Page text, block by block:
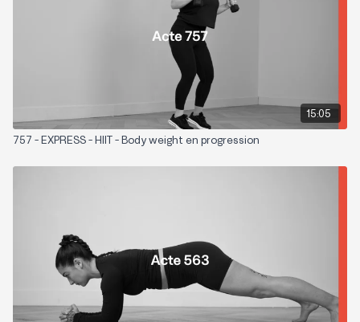
15:05
757 - EXPRESS - HIIT - Body weight en progression